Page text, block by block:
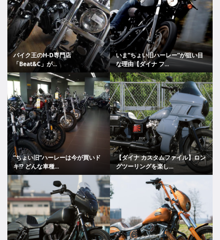
バイク王のH-D専門店
「Beat&C」が...
いま“ちょい旧ハーレー”が狙い目
な理由【ダイナ フ...
“ちょい旧”ハーレーは今が買いド
キ!? どんな車種...
【ダイナ カスタムファイル】ロン
グツーリングを楽し...